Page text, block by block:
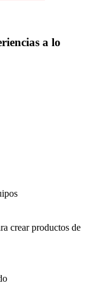
a lo
crear productos de